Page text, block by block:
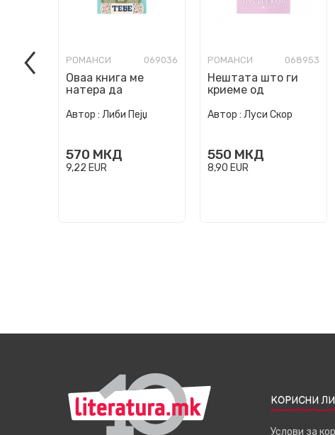
РОМАНСИ 069036
Оваа книга ме
натера да
Автор : Либи Пејџ
570 МКД
9,22 EUR
РОМАНСИ 068953
Нештата што ги
криеме од
Автор : Луси Скор
550 МКД
8,90 EUR
КОРИСНИ
Услови за